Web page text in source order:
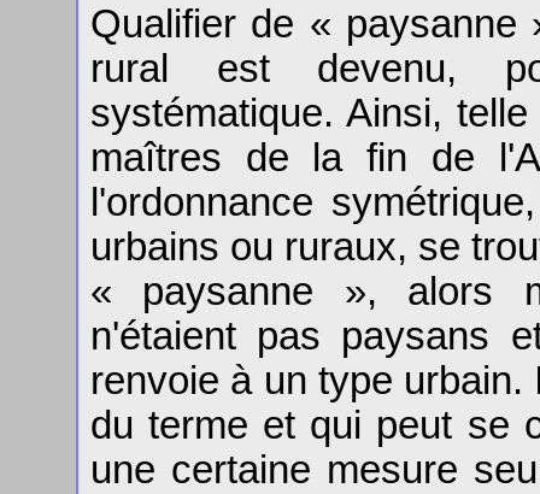
Qualifier de « paysanne
rural est devenu,
systématique. Ainsi,
maîtres de la fin de
l'ordonnance
urbains ou ruraux, se
« paysanne », alors
n'étaient pas paysans
renvoie à un type
du terme et qui peut se
une certaine mesure